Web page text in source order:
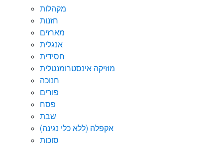
מקהלות
חזנות
מארזים
אנגלית
חסידית
מוזיקה אינסטרומנטלית
חנוכה
פורים
פסח
שבת
אקפלה (ללא כלי נגינה)
סוכות